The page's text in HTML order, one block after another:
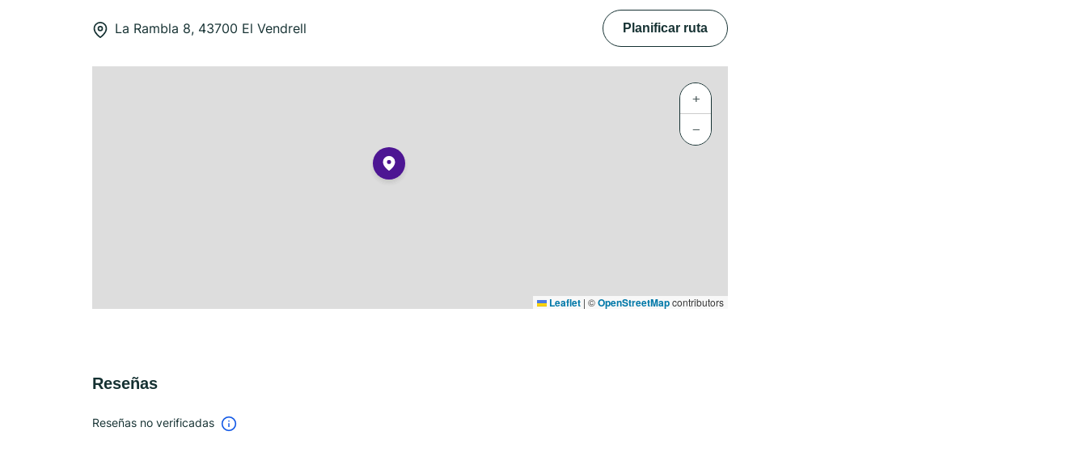
La Rambla 8, 43700 El Vendrell Planificar ruta
+
−
Leaflet | ©OpenStreetMapcontributors
Reseñas
Reseñas no verificadas